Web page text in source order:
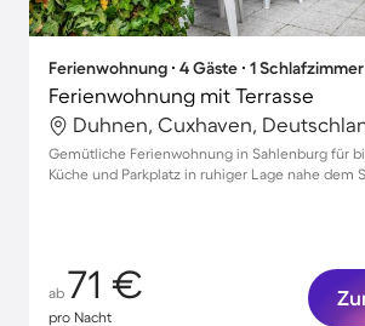
Ferienwohnung ∙ 4 Gäste ∙ 1 Schlafzimmer
Ferienwohnung mit Terrasse
Duhnen, Cuxhaven,
Gemütliche Ferienwohnung in Sahlenburg für
Küche und Parkplatz in ruhiger Lage nahe dem
ab 71 €
pro Nacht